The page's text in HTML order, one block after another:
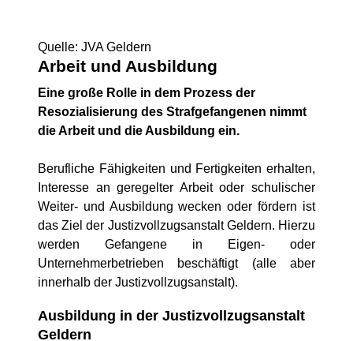
Quelle: JVA Geldern
Arbeit und Ausbildung
Eine große Rolle in dem Prozess der
Resozialisierung des Strafgefangenen nimmt
die Arbeit und die Ausbildung ein.
Berufliche Fähigkeiten und Fertigkeiten erhalten,
Interesse an geregelter Arbeit oder schulischer
Weiter- und Ausbildung wecken oder fördern ist
das Ziel der Justizvollzugsanstalt Geldern. Hierzu
werden Gefangene in Eigen- oder
Unternehmerbetrieben beschäftigt (alle aber
innerhalb der Justizvollzugsanstalt).
Ausbildung in der Justizvollzugsanstalt
Geldern